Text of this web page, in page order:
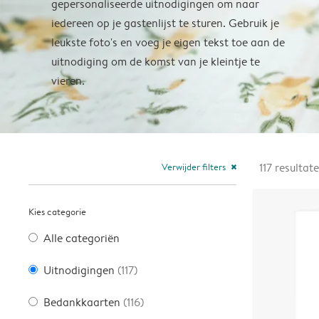
gepersonaliseerde uitnodigingen om naar
iedereen op je gastenlijst te sturen. Gebruik je
leukste foto's en voeg je eigen tekst toe aan de
uitnodiging om de komst van je kleintje te
vieren.
Verwijder filters close
Kies categorie
Alle categoriën
Uitnodigingen (117)
Bedankkaarten (116)
117